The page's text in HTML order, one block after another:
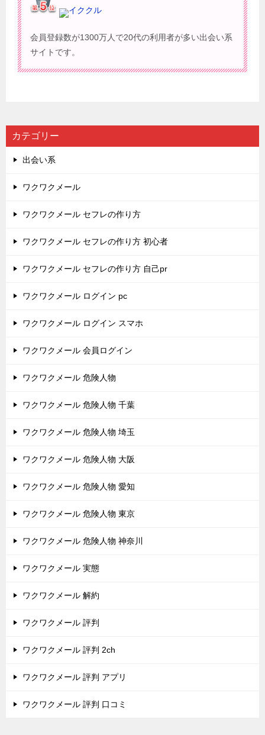
イククル
会員登録数が1300万人で20代の利用者が多い出会い系
サイトです。
カテゴリー
出会い系
ワクワクメール
ワクワクメール セフレの作り方
ワクワクメール セフレの作り方 初心者
ワクワクメール セフレの作り方 自己pr
ワクワクメール ログイン pc
ワクワクメール ログイン スマホ
ワクワクメール 会員ログイン
ワクワクメール 危険人物
ワクワクメール 危険人物 千葉
ワクワクメール 危険人物 埼玉
ワクワクメール 危険人物 大阪
ワクワクメール 危険人物 愛知
ワクワクメール 危険人物 東京
ワクワクメール 危険人物 神奈川
ワクワクメール 実態
ワクワクメール 解約
ワクワクメール 評判
ワクワクメール 評判 2ch
ワクワクメール 評判 アプリ
ワクワクメール 評判 口コミ